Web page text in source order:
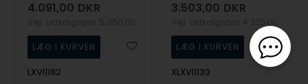
4.091,00 DKR
LXVI1182
3.503,00 DKR
XLXVI1133